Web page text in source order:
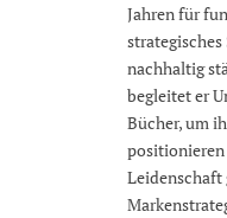
Jahren für
nachhaltig
begleitet er
Bücher, um
positionieren